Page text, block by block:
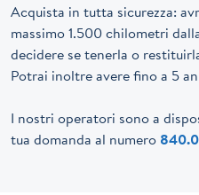
Acquista in tutta sicurezza:
massimo 1.500 chilometri
decidere se tenerla o
Potrai inoltre avere fino a 5
I nostri operatori sono a
tua domanda al numero